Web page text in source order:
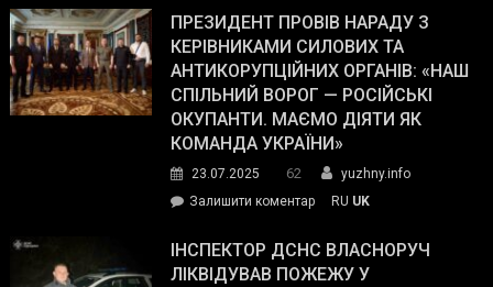
Street
Journal.
Південному
працівникам
ОПЗ
з
матеріального
резерву
гуманітарну
допомогу
ПРЕЗИДЕНТ ПРОВІВ НАРАДУ З
КЕРІВНИКАМИ СИЛОВИХ ТА
АНТИКОРУПЦІЙНИХ ОРГАНІВ: «НАШ
СПІЛЬНИЙ ВОРОГ — РОСІЙСЬКІ
ОКУПАНТИ. МАЄМО ДІЯТИ ЯК
КОМАНДА УКРАЇНИ»
23.07.2025 62
yuzhny.info
Залишити коментарon
провів
нараду
RU UK
ІНСПЕКТОР ДСНС ВЛАСНОРУЧ
ЛІКВІДУВАВ ПОЖЕЖУ У